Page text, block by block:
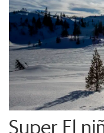
Super El